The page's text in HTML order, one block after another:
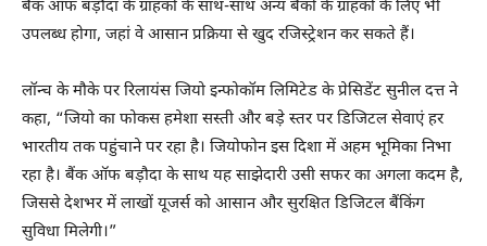
बैंक ऑफ बड़ौदा के ग्राहकों के साथ-साथ अन्य बैंकों के ग्राहकों के लिए भी
उपलब्ध होगा, जहां वे आसान प्रक्रिया से खुद रजिस्ट्रेशन कर सकते हैं।
लॉन्च के मौके पर रिलायंस जियो इन्फोकॉम लिमिटेड के प्रेसिडेंट सुनील दत्त ने
कहा, “जियो का फोकस हमेशा सस्ती और बड़े स्तर पर डिजिटल सेवाएं हर
भारतीय तक पहुंचाने पर रहा है। जियोफोन इस दिशा में अहम भूमिका निभा
रहा है। बैंक ऑफ बड़ौदा के साथ यह साझेदारी उसी सफर का अगला कदम है,
जिससे देशभर में लाखों यूजर्स को आसान और सुरक्षित डिजिटल बैंकिंग
सुविधा मिलेगी।”